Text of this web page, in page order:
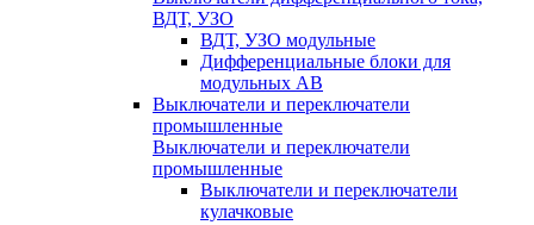
ВДТ, УЗО
ВДТ, УЗО модульные
Дифференциальные блоки для
модульных АВ
Выключатели и переключатели
промышленные
Выключатели и переключатели
промышленные
Выключатели и переключатели
кулачковые